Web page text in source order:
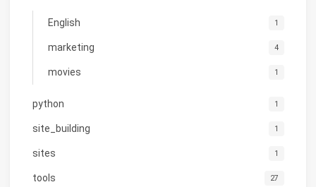
English 1
marketing 4
movies 1
python 1
site_building 1
sites 1
tools 27